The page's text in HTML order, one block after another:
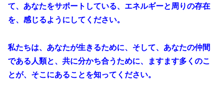
て、あなたをサポートしている、エネルギーと周りの存在
を、感じるようにしてください。
私たちは、あなたが生きるために、そして、あなたの仲間
である人類と、共に分かち合うために、ますます多くのこ
とが、そこにあることを知ってください。